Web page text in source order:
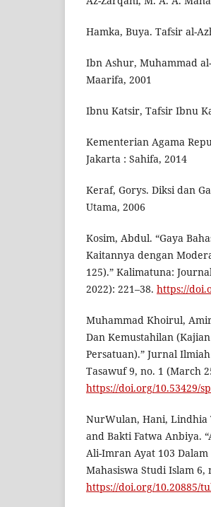
Hamka, Buya. Tafsir al-
Ibn Ashur, Muhammad
Maarifa, 2001
Ibnu Katsir, Tafsir Ibnu
Kementerian Agama
Jakarta : Sahifa, 2014
Keraf, Gorys. Diksi dan
Utama, 2006
Kosim, Abdul. “Gaya
Kaitannya dengan
125).” Kalimatuna:
2022): 221–38. https://
Muhammad Khoirul,
Dan Kemustahilan
Persatuan).” Jurnal
Tasawuf 9, no. 1 (March
https://doi.org/10.53429/
NurWulan, Hani, Lindhia
and Bakti Fatwa Anbiya.
Ali-Imran Ayat 103
Mahasiswa Studi Islam 6,
https://doi.org/10.20885/